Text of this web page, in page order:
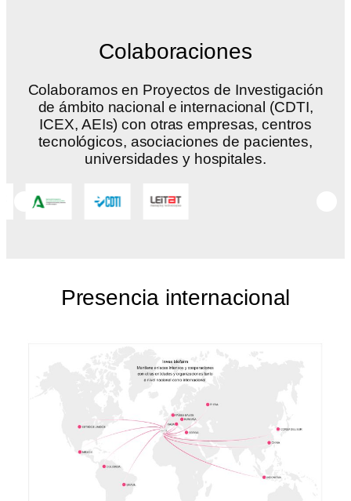
Colaboraciones
Colaboramos en Proyectos de Investigación
de ámbito nacional e internacional (CDTI,
ICEX, AEIs) con otras empresas, centros
tecnológicos, asociaciones de pacientes,
universidades y hospitales.
Presencia internacional